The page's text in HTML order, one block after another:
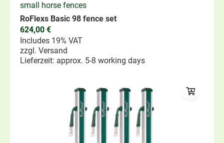
small horse fences
RoFlexs Basic 98 fence set
624,00 €
Includes 19% VAT
zzgl. Versand
Lieferzeit: approx. 5-8 working days